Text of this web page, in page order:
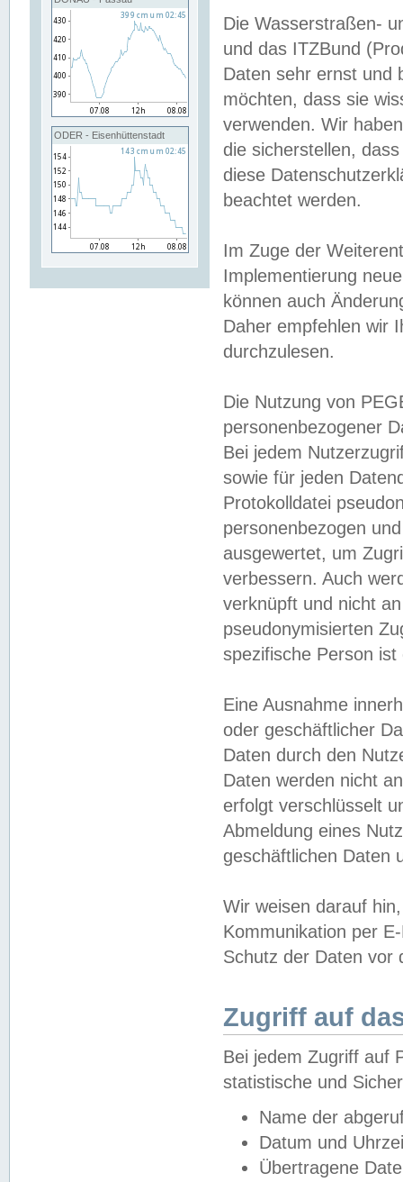
ODER - Eisenhüttenstadt
Die Wasserstraßen-
und das ITZBund
Daten sehr ernst und
möchten, dass sie
verwenden. Wir
die sicherstellen,
diese
beachtet werden.
Im Zuge der
Implementierung
können auch
Daher empfehlen wir
durchzulesen.
Die Nutzung von
personenbezogener
Bei jedem
sowie für jeden
Protokolldatei
personenbezogen
ausgewertet, um
verbessern. Auch
verknüpft und nicht
pseudonymisierten
spezifische Person
Eine Ausnahme
oder geschäftlicher
Daten durch den
Daten werden nicht
erfolgt verschlüsselt
Abmeldung eines
geschäftlichen Daten
Wir weisen darauf
Kommunikation per
Schutz der Daten vor
Zugriff auf
Bei jedem Zugriff auf
statistische und
Name der
Datum und
Übertragene